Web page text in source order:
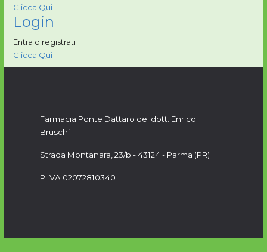
Clicca Qui
Login
Entra o registrati
Clicca Qui
Farmacia Ponte Dattaro del dott. Enrico
Bruschi
Strada Montanara, 23/b -43124 - Parma (PR)
P.IVA 02072810340